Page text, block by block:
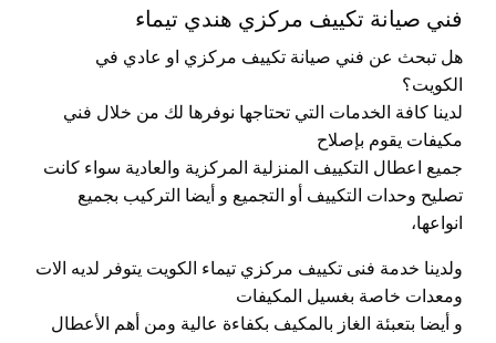
فني صيانة تكييف مركزي هندي تيماء
هل تبحث عن فني صيانة تكييف مركزي او عادي في
الكويت؟
لدينا كافة الخدمات التي تحتاجها نوفرها لك من خلال فني
مكيفات يقوم بإصلاح
جميع اعطال التكييف المنزلية المركزية والعادية سواء كانت
تصليح وحدات التكييف أو التجميع و أيضا التركيب بجميع
انواعها،
ولدينا خدمة فنى تكييف مركزي تيماء الكويت يتوفر لديه الات
ومعدات خاصة بغسيل المكيفات
و أيضا بتعبئة الغاز بالمكيف بكفاءة عالية ومن أهم الأعطال